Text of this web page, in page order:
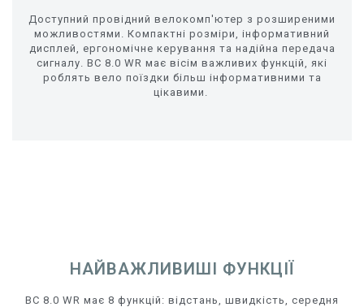
Доступний провідний велокомп'ютер з розширеними
можливостями. Компактні розміри, інформативний
дисплей, ергономічне керування та надійна передача
сигналу. BC 8.0 WR має вісім важливих функцій, які
роблять вело поїздки більш інформативними та
цікавими.
НАЙВАЖЛИВИШІ ФУНКЦІЇ
BC 8.0 WR має 8 функцій: відстань, швидкість, середня